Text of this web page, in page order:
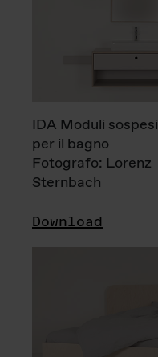
IDA Moduli sospesi
per il bagno
Fotografo: Lorenz
Sternbach
Download